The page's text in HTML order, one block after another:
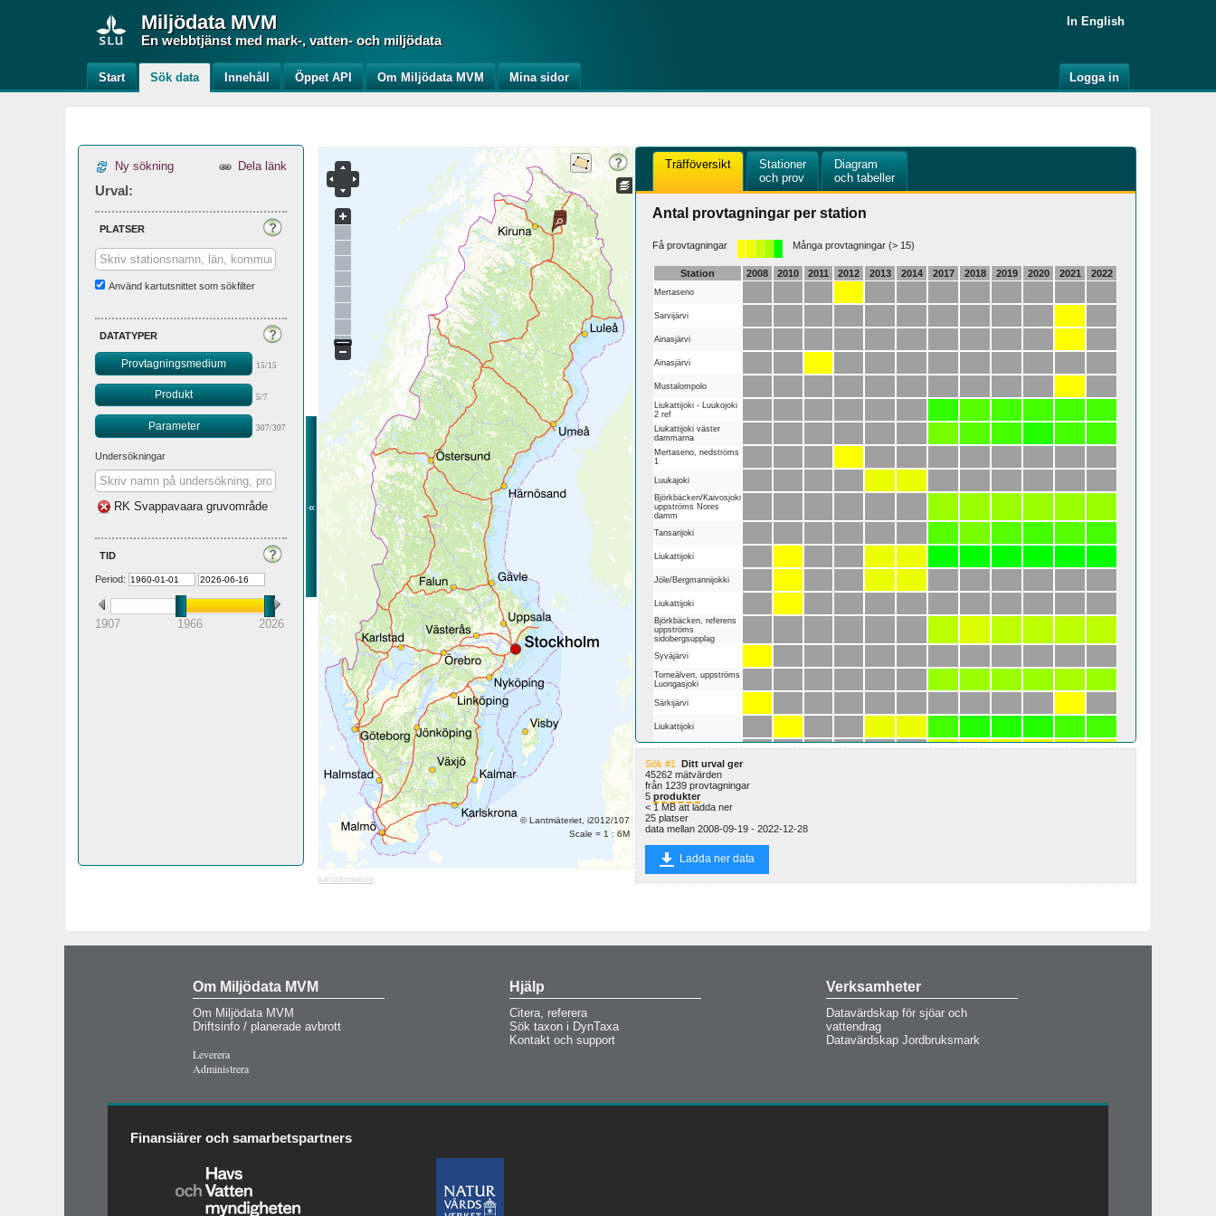
Miljödata MVM
En webbtjänst med mark-, vatten- och miljödata
In English
Start Sök data Innehåll Öppet API Om Miljödata MVM Mina sidor Logga in
Ny sökning Dela länk
Urval:
platser
Använd kartutsnittet som sökfilter
datatyper
Provtagningsmedium 15/15
Produkt 5/7
Parameter 307/307
Undersökningar
RK Svappavaara gruvområde
tid
Period:
1907 1966 2026
«
Scale = 1 : 6M
© Lantmäteriet, i2012/107
kartinformation
Träfföversikt
Stationer
och prov
Diagram
och tabeller
Antal provtagningar per station
Få provtagningar Många provtagningar (> 15)
Station 2008 2010 2011 2012 2013 2014 2017 2018 2019 2020 2021 2022
Mertaseno
Sarvijärvi
Ainasjärvi
Ainasjärvi
Mustalompolo
Liukattijoki - Luukojoki
2 ref
Liukattijoki väster
dammarna
Mertaseno, nedströms
1
Luukajoki
Björkbäcken/Kaivosjoki
uppströms Nores
damm
Tansarijoki
Liukattijoki
Jöle/Bergmannijokki
Liukattijoki
Björkbäcken, referens
uppströms
sidobergsupplag
Syväjärvi
Torneälven, uppströms
Luongasjoki
Särkijärvi
Liukattijoki
Pruukinjoki
Kaisjärvi
Lina älv
Luongasjärvi
Luongasjoki
Torneälven, nedströms
Sök #1
Ditt urval ger
45262 mätvärden
från 1239 provtagningar
5 produkter
< 1 MB att ladda ner
25 platser
data mellan 2008-09-19 - 2022-12-28
Ladda ner data
Om Miljödata MVM
Om Miljödata MVM
Driftsinfo / planerade avbrott
Leverera
Administrera
Hjälp
Citera, referera
Sök taxon i DynTaxa
Kontakt och support
Verksamheter
Datavärdskap för sjöar och
vattendrag
Datavärdskap Jordbruksmark
Finansiärer och samarbetspartners